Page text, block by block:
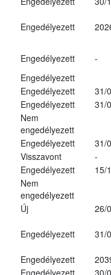
Engedélyezett
Engedélyezett
-
Engedélyezett
Engedélyezett
31/
Engedélyezett
31/
Nem
engedélyezett
Engedélyezett
31/
Visszavont
-
Engedélyezett
15/
Nem
engedélyezett
Új
26/
Engedélyezett 31/
Engedélyezett